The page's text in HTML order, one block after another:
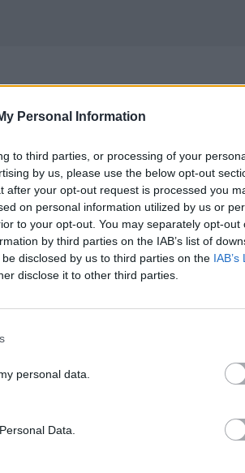
Personal Information
to third parties, or processing of your
by us, please use the below opt-out
after your opt-out request is processed you
on personal information utilized by us or
to your opt-out. You may separately opt-out
by third parties on the IAB’s list of
disclosed by us to third parties on the IAB’s
disclose it to other third parties.
personal data.
Data.